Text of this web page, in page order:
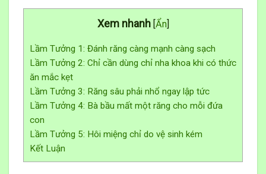
Xem nhanh [Ẩn]
Lầm Tưởng 1: Đánh răng càng mạnh càng sạch
Lầm Tưởng 2: Chỉ cần dùng chỉ nha khoa khi có thức
ăn mắc kẹt
Lầm Tưởng 3: Răng sâu phải nhổ ngay lập tức
Lầm Tưởng 4: Bà bầu mất một răng cho mỗi đứa
con
Lầm Tưởng 5: Hôi miệng chỉ do vệ sinh kém
Kết Luận